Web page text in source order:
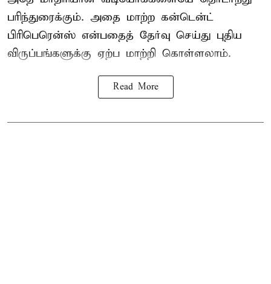
பரிந்துரைக்கும். அதை மாற்ற கன்டென்ட்
பிரிபெரென்ஸ் என்பதைத் தேர்வு செய்து புதிய
விருப்பங்களுக்கு ஏற்ப மாற்றி கொள்ளலாம்.
Read More